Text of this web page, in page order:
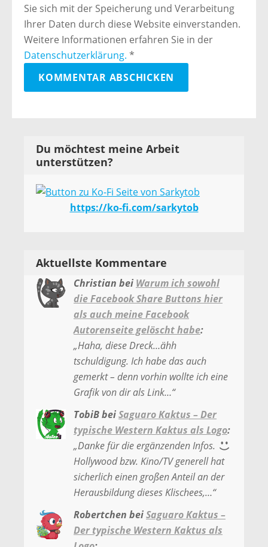
Sie sich mit der Speicherung und Verarbeitung
Ihrer Daten durch diese Website einverstanden.
Weitere Informationen erfahren Sie in der
Datenschutzerklärung. *
Du möchtest meine Arbeit
unterstützen?
https://ko-fi.com/sarkytob
Aktuellste Kommentare
Christian bei Warum ich sowohl
die Facebook Share Buttons hier
als auch meine Facebook
Autorenseite gelöscht habe:
„Haha, diese Dreck…ähh
tschuldigung. Ich habe das auch
gemerkt – denn vorhin wollte ich eine
Grafik von dir als Link…“
TobiBbeiSaguaro Kaktus – Der
typische Western Kaktus als Logo:
„Danke für die ergänzenden Infos.
Hollywood bzw. Kino/TV generell hat
sicherlich einen großen Anteil an der
Herausbildung dieses Klischees,…“
Robertchen beiSaguaro Kaktus –
Der typische Western Kaktus als